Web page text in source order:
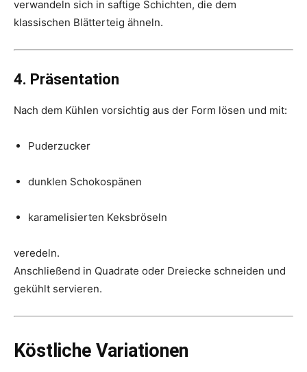
verwandeln sich in saftige Schichten, die dem
klassischen Blätterteig ähneln.
4. Präsentation
Nach dem Kühlen vorsichtig aus der Form lösen und mit:
Puderzucker
dunklen Schokospänen
karamelisierten Keksbröseln
veredeln.
Anschließend in Quadrate oder Dreiecke schneiden und
gekühlt servieren.
Köstliche Variationen